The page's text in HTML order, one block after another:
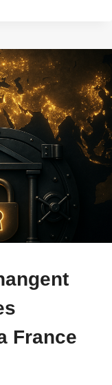
France